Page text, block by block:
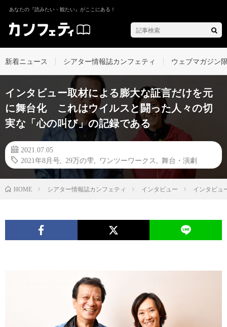
あなたの『読みたい・観たい』がここにある！
新着ニュース シアター情報誌カンフェティ ウェブマガジン
インタビュー取材による膨大な証言だけを元
に舞台化 これはウイルスと闘った人々の切
実な「心の叫び」の記録である
2021.07.05
2021年8月号
29万の雫 ワンツーワークス 舞台・演劇
HOME シアター情報誌カンフェティ インタビュー インタビュ